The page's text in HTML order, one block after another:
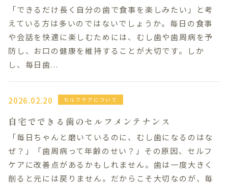
一般歯科
小児歯科・小児矯正
矯正歯科
歯周病治療
審美歯科・ホワイトニング
インプラント
入れ歯治療
086-363-1811
休診日 水曜日・日曜日・祝日
「できるだけ長く自分の歯で食事を楽しみたい」と考
えている方は多いのではないでしょうか。毎日の食事
や会話を快適に楽しむためには、むし歯や歯周病を予
防し、お口の健康を維持することが大切です。しか
し、毎日歯...
2026.02.20 セルフケアについて
自宅でできる歯のセルフメンテナンス
「毎日ちゃんと磨いているのに、むし歯になるのはな
ぜ？」「歯周病って年齢のせい？」その原因、セルフ
ケアに改善点があるかもしれません。歯は一度大きく
削ると元には戻りません。だからこそ大切なのが、毎